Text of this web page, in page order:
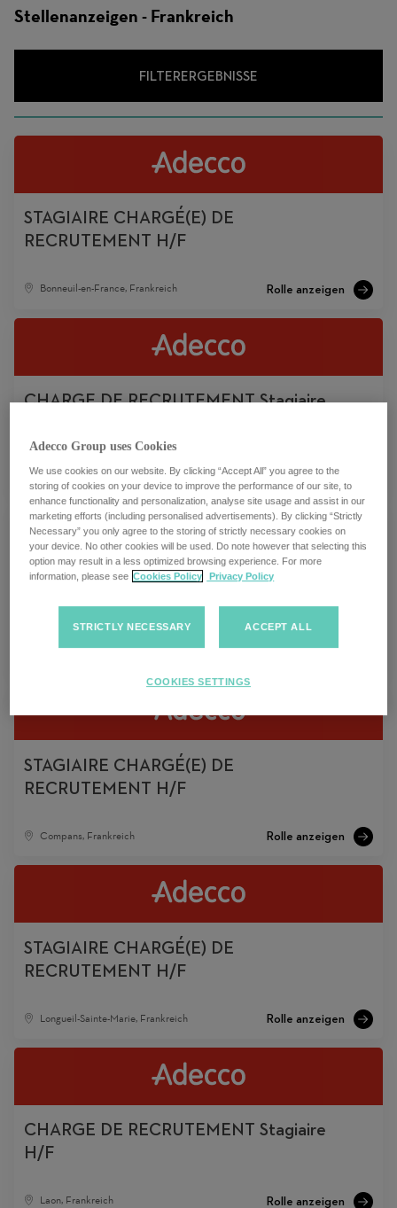
Stellenanzeigen - Frankreich
FILTERERGEBNISSE
STAGIAIRE CHARGÉ(E) DE
RECRUTEMENT H/F
Bonneuil-en-France, Frankreich
CHARGE DE RECRUTEMENT Stagiaire
Valenciennes, Frankreich
STAGIAIRE CHARGÉ(E) DE
RECRUTEMENT H/F
STAGIAIRE CHARGÉ(E) DE
RECRUTEMENT H/F
Compans, Frankreich
STAGIAIRE CHARGÉ(E) DE
RECRUTEMENT H/F
Longueil-Sainte-Marie, Frankreich
CHARGE DE RECRUTEMENT Stagiaire
H/F
Laon, Frankreich
Adecco Group uses Cookies
We use cookies on our website. By clicking “Accept All” you agree to the
storing of cookies on your device to improve the performance of our site, to
enhance functionality and personalization, analyse site usage and assist in our
marketing efforts (including personalised advertisements). By clicking “Strictly
Necessary” you only agree to the storing of strictly necessary cookies on
your device. No other cookies will be used. Do note however that selecting this
option may result in a less optimized browsing experience. For more
information, please see Cookies Policy Privacy Policy
STRICTLY NECESSARY ACCEPT ALL
COOKIES SETTINGS